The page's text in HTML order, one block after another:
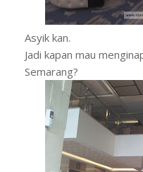
Asyik kan.
Jadi kapan mau
Semarang?